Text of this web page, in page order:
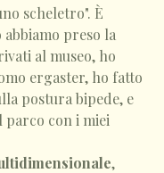
scheletro". È
preso la
al museo, ho
ergaster, ho fatto
postura bipede, e
parco con i miei
,